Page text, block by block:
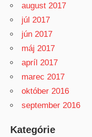
august 2017
júl 2017
jún 2017
máj 2017
apríl 2017
marec 2017
október 2016
september 2016
Kategórie